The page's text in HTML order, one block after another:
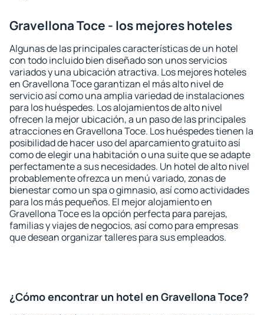
Gravellona Toce - los mejores hoteles
Algunas de las principales características de un hotel
con todo incluido bien diseñado son unos servicios
variados y una ubicación atractiva. Los mejores hoteles
en Gravellona Toce garantizan el más alto nivel de
servicio así como una amplia variedad de instalaciones
para los huéspedes. Los alojamientos de alto nivel
ofrecen la mejor ubicación, a un paso de las principales
atracciones en Gravellona Toce. Los huéspedes tienen la
posibilidad de hacer uso del aparcamiento gratuito así
como de elegir una habitación o una suite que se adapte
perfectamente a sus necesidades. Un hotel de alto nivel
probablemente ofrezca un menú variado, zonas de
bienestar como un spa o gimnasio, así como actividades
para los más pequeños. El mejor alojamiento en
Gravellona Toce es la opción perfecta para parejas,
familias y viajes de negocios, así como para empresas
que desean organizar talleres para sus empleados.
¿Cómo encontrar un hotel en Gravellona Toce?